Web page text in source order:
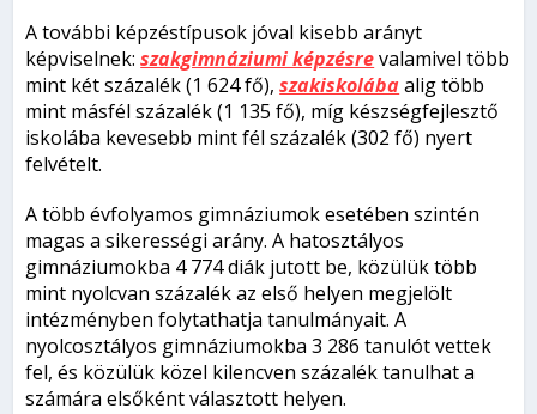
A további képzéstípusok jóval kisebb arányt
képviselnek:szakgimnáziumi képzésrevalamivel több
mint két százalék (1 624 fő),szakiskolábaalig több
mint másfél százalék (1 135 fő), míg készségfejlesztő
iskolába kevesebb mint fél százalék (302 fő) nyert
felvételt.
A több évfolyamos gimnáziumok esetében szintén
magas a sikerességi arány. A hatosztályos
gimnáziumokba 4 774 diák jutott be, közülük több
mint nyolcvan százalék az első helyen megjelölt
intézményben folytathatja tanulmányait. A
nyolcosztályos gimnáziumokba 3 286 tanulót vettek
fel, és közülük közel kilencven százalék tanulhat a
számára elsőként választott helyen.